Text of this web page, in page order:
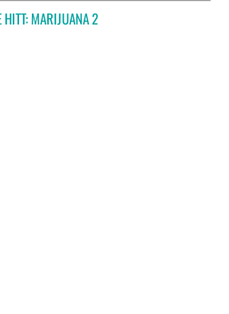
HITT:MARIJUANA 2